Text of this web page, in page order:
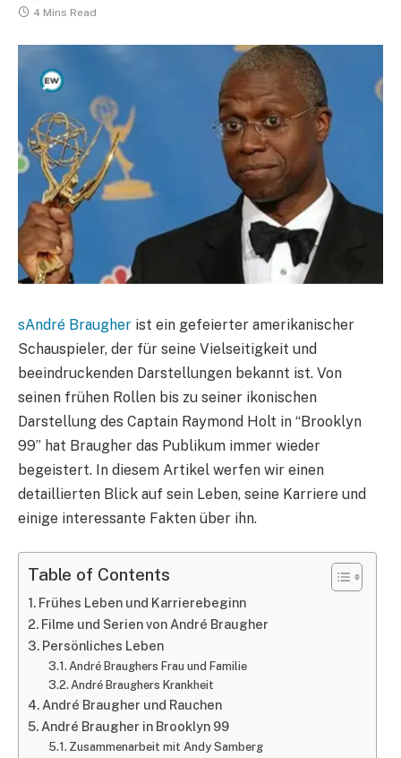
4 Mins Read
sAndré Braugher ist ein gefeierter amerikanischer
Schauspieler, der für seine Vielseitigkeit und
beeindruckenden Darstellungen bekannt ist. Von
seinen frühen Rollen bis zu seiner ikonischen
Darstellung des Captain Raymond Holt in “Brooklyn
99” hat Braugher das Publikum immer wieder
begeistert. In diesem Artikel werfen wir einen
detaillierten Blick auf sein Leben, seine Karriere und
einige interessante Fakten über ihn.
Table of Contents
Frühes Leben und Karrierebeginn
Filme und Serien von André Braugher
Persönliches Leben
André Braughers Frau und Familie
André Braughers Krankheit
André Braugher und Rauchen
André Braugher in Brooklyn 99
Zusammenarbeit mit Andy Samberg